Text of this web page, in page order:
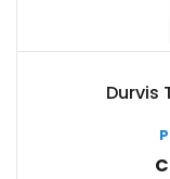
Durvis